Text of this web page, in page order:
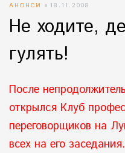
АНОНСИ 18.11.2008
Не ходите,
гулять!
После
открылся Клуб
переговорщиков на
всех на его